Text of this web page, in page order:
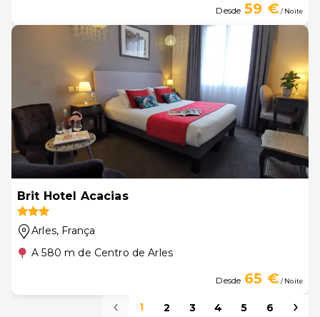
Desde 59 €/ Noite
Brit Hotel Acacias
Arles, França
A 580 m de Centro de Arles
Desde 65 €/ Noite
1 2 3 4 5 6